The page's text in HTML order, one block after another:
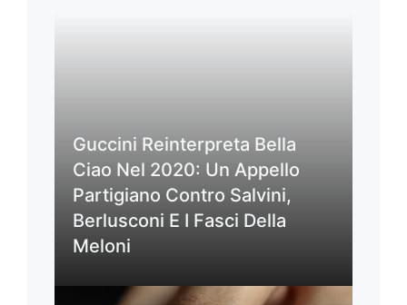
Guccini Reinterpreta Bella
Ciao Nel 2020: Un Appello
Partigiano Contro Salvini,
Berlusconi E I Fasci Della
Meloni